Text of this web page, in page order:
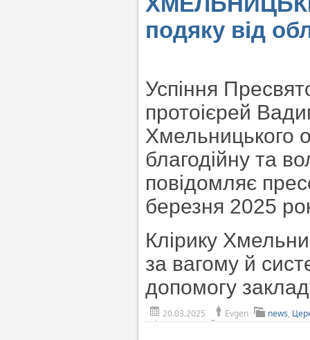
подяку від
Успіння
протоієрей
Хмельницького
благодійну та
повідомляє
березня 2025
Клірику
за вагому й
допомогу
20.03.2025 Evgen news,